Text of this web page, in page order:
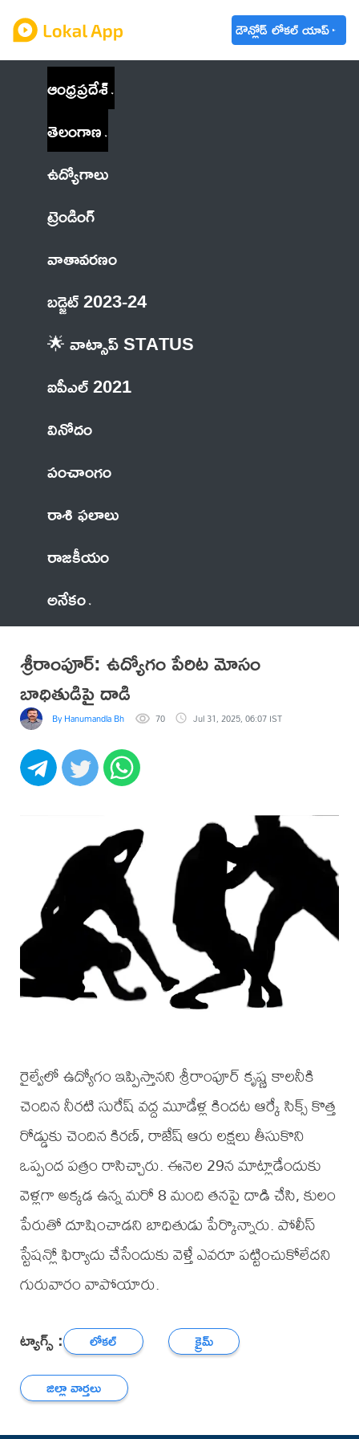
డౌన్లోడ్ లోకల్ యాప్
ఆంధ్రప్రదేశ్
తెలంగాణ
ఉద్యోగాలు
ట్రెండింగ్
వాతావరణం
బడ్జెట్ 2023-24
🌟 వాట్సాప్ STATUS
ఐపీఎల్ 2021
వినోదం
పంచాంగం
రాశి ఫలాలు
రాజకీయం
అనేకం
శ్రీరాంపూర్: ఉద్యోగం పేరిట మోసం
బాధితుడిపై దాడి
By Hanumandla Bhadraiah 70 Jul 31, 2025, 06:07 IST
రైల్వేలో ఉద్యోగం ఇప్పిస్తానని శ్రీరాంపూర్ కృష్ణ కాలనీకి
చెందిన నీరటి సురేష్ వద్ద మూడేళ్ల కిందట ఆర్కే సిక్స్ కొత్త
రోడ్డుకు చెందిన కిరణ్, రాజేష్ ఆరు లక్షలు తీసుకొని
ఒప్పంద పత్రం రాసిచ్చారు. ఈనెల 29న మాట్లాడేందుకు
వెళ్లగా అక్కడ ఉన్న మరో 8 మంది తనపై దాడి చేసి, కులం
పేరుతో దూషించాడని బాధితుడు పేర్కొన్నారు. పోలీస్
స్టేషన్లో ఫిర్యాదు చేసేందుకు వెళ్తే ఎవరూ పట్టించుకోలేదని
గురువారం వాపోయారు.
ట్యాగ్స్ : లోకల్
క్రైమ్
జిల్లా వార్తలు